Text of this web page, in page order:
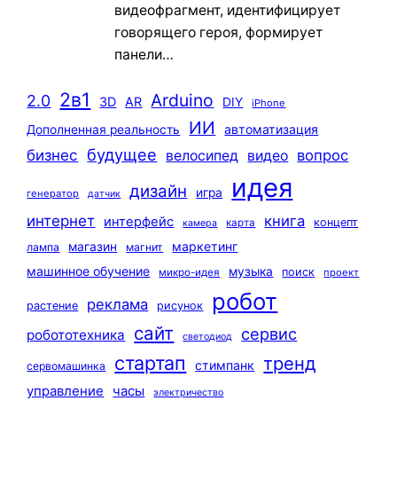
видеофрагмент, идентифицирует
говорящего героя, формирует
панели…
2.0 2в1 3D AR Arduino DIY iPhone
Дополненная реальность ИИ автоматизация
бизнес будущее велосипед видео вопрос
генератор датчик дизайн игра идея
интернет интерфейс камера карта книга
концепт
лампа
магазин магнит
маркетинг
машинное обучение
микро-идея музыка поиск проект
растение реклама рисунок робот
робототехника сайт светодиод сервис
сервомашинка стартап стимпанк тренд
управление часы электричество